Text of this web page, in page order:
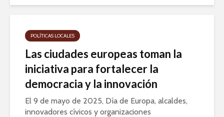
POLÍTICAS LOCALES
Las ciudades europeas toman la
iniciativa para fortalecer la
democracia y la innovación
El 9 de mayo de 2025, Día de Europa, alcaldes,
innovadores cívicos y organizaciones